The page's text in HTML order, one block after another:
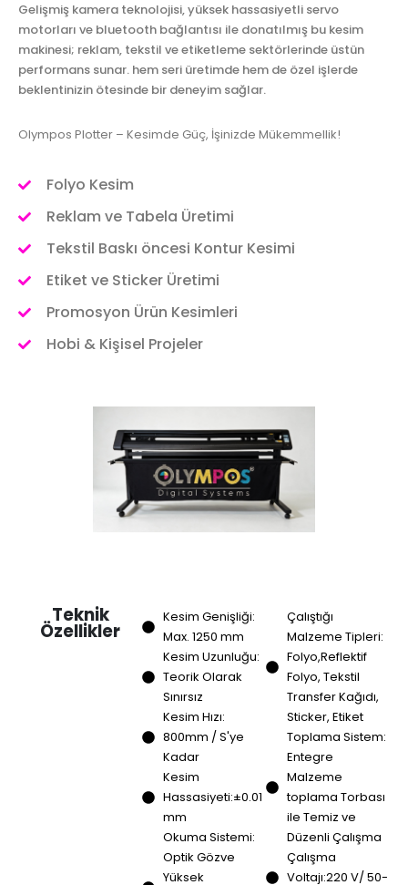
Gelişmiş kamera teknolojisi, yüksek hassasiyetli servo
motorları ve bluetooth bağlantısı ile donatılmış bu kesim
makinesi; reklam, tekstil ve etiketleme sektörlerinde üstün
performans sunar. hem seri üretimde hem de özel işlerde
beklentinizin ötesinde bir deneyim sağlar.
Olympos Plotter – Kesimde Güç, İşinizde Mükemmellik!
Folyo Kesim
Reklam ve Tabela Üretimi
Tekstil Baskı öncesi Kontur Kesimi
Etiket ve Sticker Üretimi
Promosyon Ürün Kesimleri
Hobi & Kişisel Projeler
Teknik
Özellikler
Kesim Genişliği:
Max. 1250 mm
Kesim Uzunluğu:
Teorik Olarak
Sınırsız
Kesim Hızı:
800mm / S'ye
Kadar
Kesim
Hassasiyeti:±0.01
mm
Okuma Sistemi:
Optik Gözve
Yüksek
Çalıştığı
Malzeme Tipleri:
Folyo,Reflektif
Folyo, Tekstil
Transfer Kağıdı,
Sticker, Etiket
Toplama Sistem:
Entegre
Malzeme
toplama Torbası
ile Temiz ve
Düzenli Çalışma
Çalışma
Voltajı:220 V/ 50-